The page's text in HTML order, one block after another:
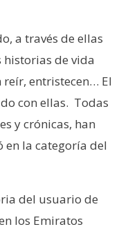
a través de ellas
historias de vida
reír, entristecen… El
con ellas. Todas
y crónicas, han
en la categoría del
del usuario de
los Emiratos